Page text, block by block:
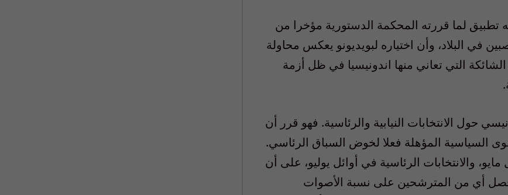
تطبيق لما قررته المحكمة الدستورية مؤخرا من
في البلاد، وأن اختياره لبويديونو يعكس محاولة
الشائكة التي تعاني منها اندونيسيا في ظل أزمة
حول الانتخابات النيابية والرئاسية. فهو قرر أن
السياسية المؤهلة فعلا لخوض السباق الرئاسي.
والانتخابات الرئاسية في أوائل يوليو، على أن
يحصل أي من المترشحين على نسبة الأصوات